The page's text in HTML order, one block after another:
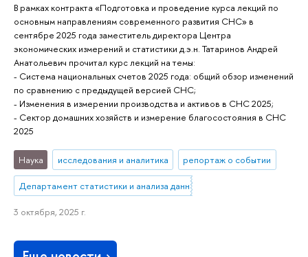
В рамках контракта «Подготовка и проведение курса лекций по
основным направлениям современного развития СНС» в
сентябре 2025 года заместитель директора Центра
экономических измерений и статистики д.э.н. Татаринов Андрей
Анатольевич прочитал курс лекций на темы:
- Система национальных счетов 2025 года: общий обзор изменений
по сравнению с предыдущей версией СНС;
- Изменения в измерении производства и активов в СНС 2025;
- Сектор домашних хозяйств и измерение благосостояния в СНС
2025
Наука исследования и аналитика репортаж о событии
Департамент статистики и анализа данных
3 октября, 2025 г.